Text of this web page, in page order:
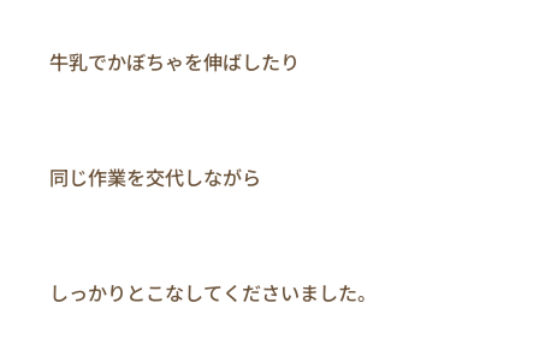
牛乳でかぼちゃを伸ばしたり
同じ作業を交代しながら
しっかりとこなしてくださいました。